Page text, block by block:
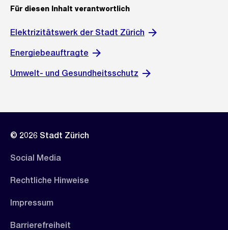
Für diesen Inhalt verantwortlich
Elektrizitätswerk der Stadt Zürich
Energiebeauftragte
Umwelt- und Gesundheitsschutz
© 2026 Stadt Zürich
Social Media
Rechtliche Hinweise
Impressum
Barrierefreiheit